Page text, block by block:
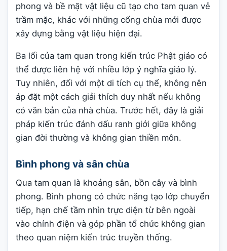
phong và bề mặt vật liệu cũ tạo cho tam quan vẻ
trầm mặc, khác với những cổng chùa mới được
xây dựng bằng vật liệu hiện đại.
Ba lối của tam quan trong kiến trúc Phật giáo có
thể được liên hệ với nhiều lớp ý nghĩa giáo lý.
Tuy nhiên, đối với một di tích cụ thể, không nên
áp đặt một cách giải thích duy nhất nếu không
có văn bản của nhà chùa. Trước hết, đây là giải
pháp kiến trúc đánh dấu ranh giới giữa không
gian đời thường và không gian thiền môn.
Bình phong và sân chùa
Qua tam quan là khoảng sân, bồn cây và bình
phong. Bình phong có chức năng tạo lớp chuyển
tiếp, hạn chế tầm nhìn trực diện từ bên ngoài
vào chính điện và góp phần tổ chức không gian
theo quan niệm kiến trúc truyền thống.